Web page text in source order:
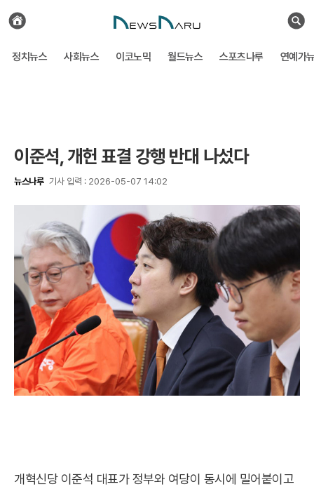
검
전
체
보
정치뉴스 사회뉴스 이코노믹 월드뉴스 스포츠나루 연예가
이준석, 개헌 표결 강행 반대 나섰다
뉴스나루 기사 입력 : 2026-05-07 14:02
개혁신당 이준석 대표가 정부와 여당이 동시에 밀어붙이고